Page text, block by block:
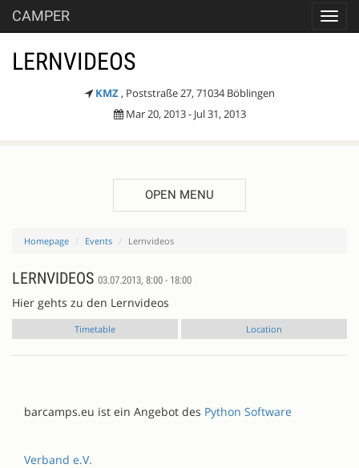
CAMPER
LERNVIDEOS
KMZ , Poststraße 27, 71034 Böblingen
Mar 20, 2013 - Jul 31, 2013
OPEN MENU
Homepage Events Lernvideos
LERNVIDEOS 03.07.2013, 8:00 - 18:00
Hier gehts zu den Lernvideos
Timetable Location
barcamps.eu ist ein Angebot des Python Software
Verband e.V.